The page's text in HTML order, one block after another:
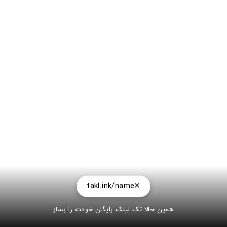
takl.ink/name
همین حالا تک لینک رایگان خودت را بساز